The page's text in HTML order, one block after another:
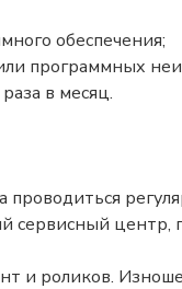
обеспечения;
программных
в месяц.
сервисный центр,
и роликов.